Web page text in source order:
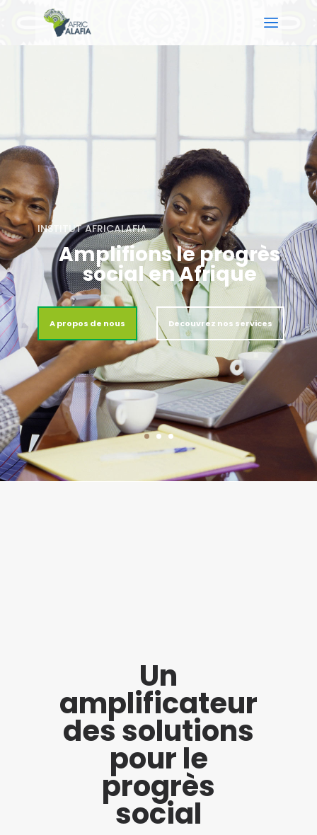
NOS SERVICES
Amplifions le progrès
social en Afrique
Decouvrez nos services
A propos de nous
INSTITUT AFRICALAFIA
Un
amplificateur
des solutions
pour le
progrès
social